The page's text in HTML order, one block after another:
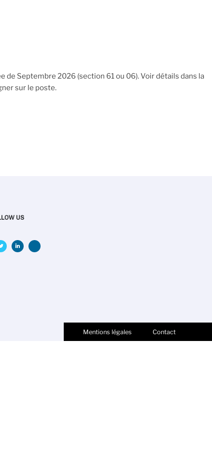
de Septembre 2026 (section 61 ou 06). Voir détails dans la
sur le poste.
US
Mentions légales Contact